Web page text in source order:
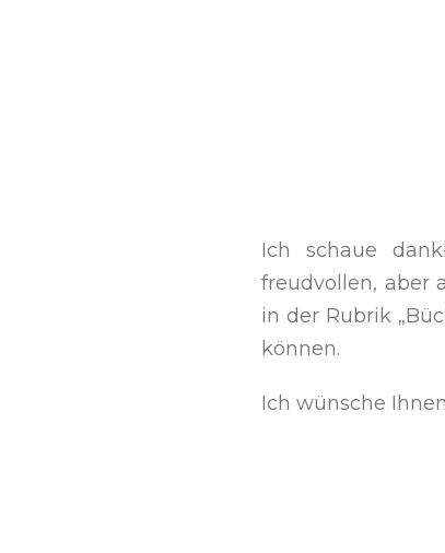
Ich schaue
freudvollen, aber
in der Rubrik
können.
Ich wünsche